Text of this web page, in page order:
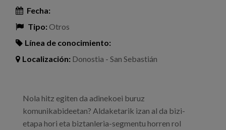
Fecha:
Tipo:Otros
Línea de conocimiento:
Localización: Donostia - San Sebastián
Nola hitz egiten da adinekoei buruz
komunikabideetan? Aldaketarik izan al da bizi-
etapa hori eta biztanleria-segmentu horren rol